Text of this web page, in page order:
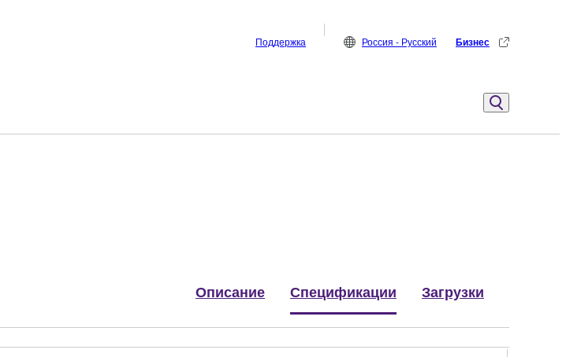
Поддержка Россия - Русский Бизнес
Описание Спецификации Загрузки